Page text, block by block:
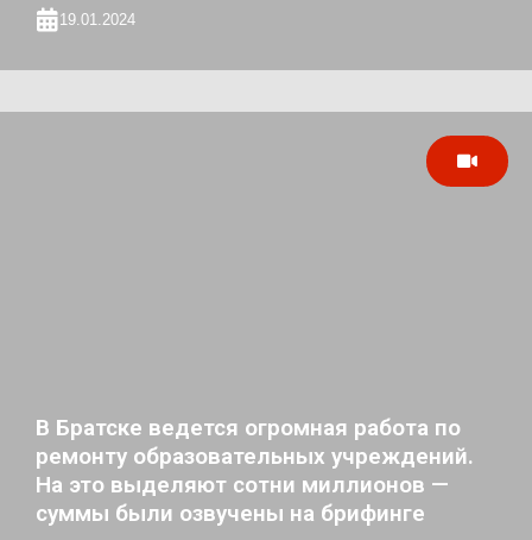
19.01.2024
В Братске ведется огромная работа по
ремонту образовательных учреждений.
На это выделяют сотни миллионов —
суммы были озвучены на брифинге